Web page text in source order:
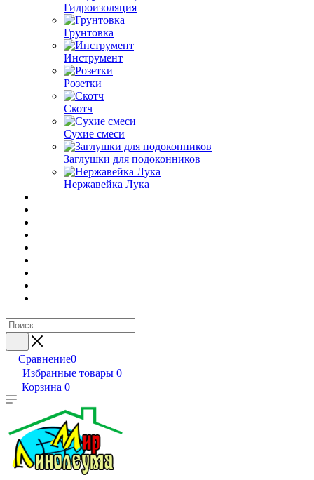
Гидроизоляция
Грунтовка
Инструмент
Розетки
Скотч
Сухие смеси
Заглушки для подоконников
Нержавейка Лука
Сравнение0
Избранные товары 0
Корзина 0